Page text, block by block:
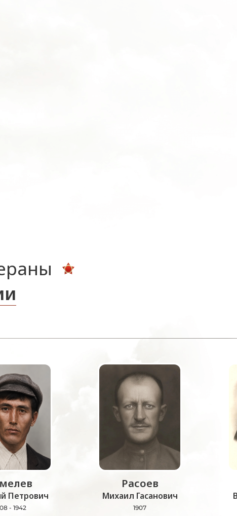
Петрович
- 1942
Расоев
Михаил Гасанович
1907